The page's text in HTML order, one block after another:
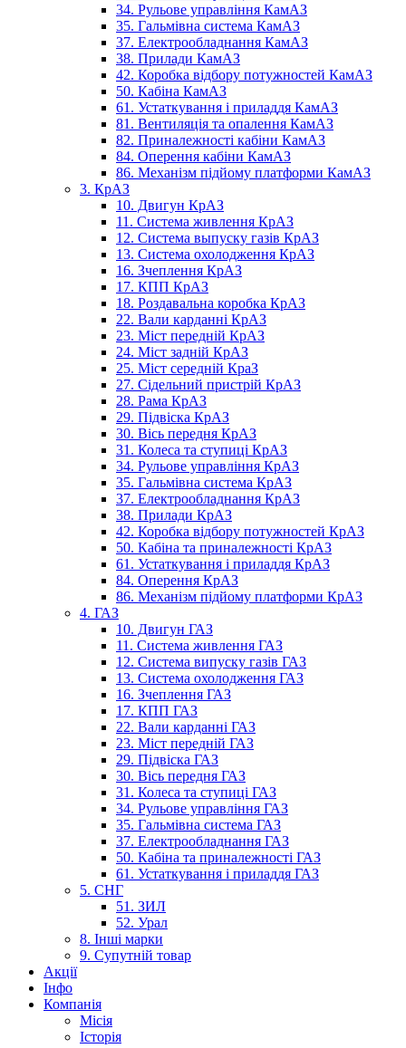
34. Рульове управління КамАЗ
35. Гальмівна система КамАЗ
37. Електрообладнання КамАЗ
38. Прилади КамАЗ
42. Коробка відбору потужностей КамАЗ
50. Кабіна КамАЗ
61. Устаткування і приладдя КамАЗ
81. Вентиляція та опалення КамАЗ
82. Приналежності кабіни КамАЗ
84. Оперення кабіни КамАЗ
86. Механізм підйому платформи КамАЗ
3. КрАЗ
10. Двигун КрАЗ
11. Система живлення КрАЗ
12. Система выпуску газів КрАЗ
13. Система охолодження КрАЗ
16. Зчеплення КрАЗ
17. КПП КрАЗ
18. Роздавальна коробка КрАЗ
22. Вали карданні КрАЗ
23. Міст передній КрАЗ
24. Міст задній КрАЗ
25. Міст середній КраЗ
27. Сідельний пристрій КрАЗ
28. Рама КрАЗ
29. Підвіска КрАЗ
30. Вісь передня КрАЗ
31. Колеса та ступиці КрАЗ
34. Рульове управління КрАЗ
35. Гальмівна система КрАЗ
37. Електрообладнання КрАЗ
38. Прилади КрАЗ
42. Коробка відбору потужностей КрАЗ
50. Кабіна та приналежності КрАЗ
61. Устаткування і приладдя КрАЗ
84. Оперення КрАЗ
86. Механізм підйому платформи КрАЗ
4. ГАЗ
10. Двигун ГАЗ
11. Система живлення ГАЗ
12. Система випуску газів ГАЗ
13. Система охолодження ГАЗ
16. Зчеплення ГАЗ
17. КПП ГАЗ
22. Вали карданні ГАЗ
23. Міст передній ГАЗ
29. Підвіска ГАЗ
30. Вісь передня ГАЗ
31. Колеса та ступиці ГАЗ
34. Рульове управління ГАЗ
35. Гальмівна система ГАЗ
37. Електрообладнання ГАЗ
50. Кабіна та приналежності ГАЗ
61. Устаткування і приладдя ГАЗ
5. СНГ
51. ЗИЛ
52. Урал
8. Інші марки
9. Супутній товар
Акції
Інфо
Компанія
Місія
Історія